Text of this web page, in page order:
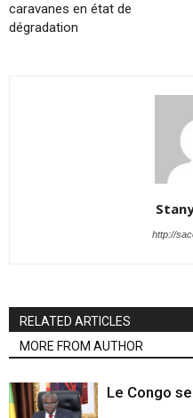
caravanes en état de
dégradation
http://
RELATED ARTICLES
MORE FROM AUTHOR
Le Congo